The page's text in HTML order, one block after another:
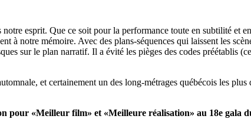
esprit. Que ce soit pour la performance toute en subtilité et
à notre mémoire. Avec des plans-séquences qui laissent les
sur le plan narratif. Il a évité les pièges des codes préétablis
et certainement un des long-métrages québécois les
pour «Meilleur film» et «Meilleure réalisation» au 18e gala